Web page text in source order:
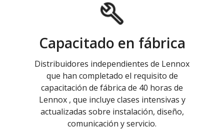
Capacitado en fábrica
Distribuidores independientes de Lennox
que han completado el requisito de
capacitación de fábrica de 40 horas de
Lennox , que incluye clases intensivas y
actualizadas sobre instalación, diseño,
comunicación y servicio.